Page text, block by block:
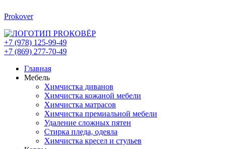
Prokover
+7 (978) 125-99-49
+7 (869) 277-70-49
Главная
Мебель
Химчистка диванов
Химчистка кожаной мебели
Химчистка матрасов
Химчистка премиальной мебели
Удаление сложных пятен
Стирка пледа, одеяла
Химчистка кресел и стульев